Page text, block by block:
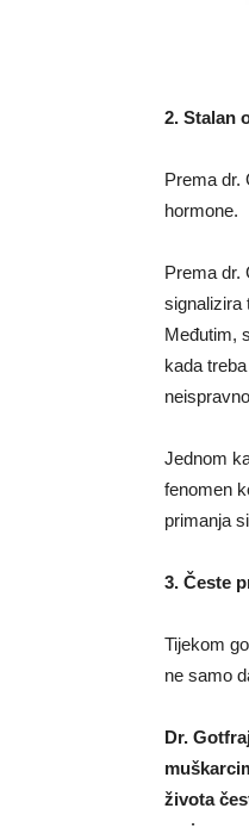
2. Stalan
Prema dr.
hormone.
Prema dr.
signalizira
Međutim,
kada
Jednom
fenomen
primanja
3. Česte
Tijekom
ne samo
Dr.
života